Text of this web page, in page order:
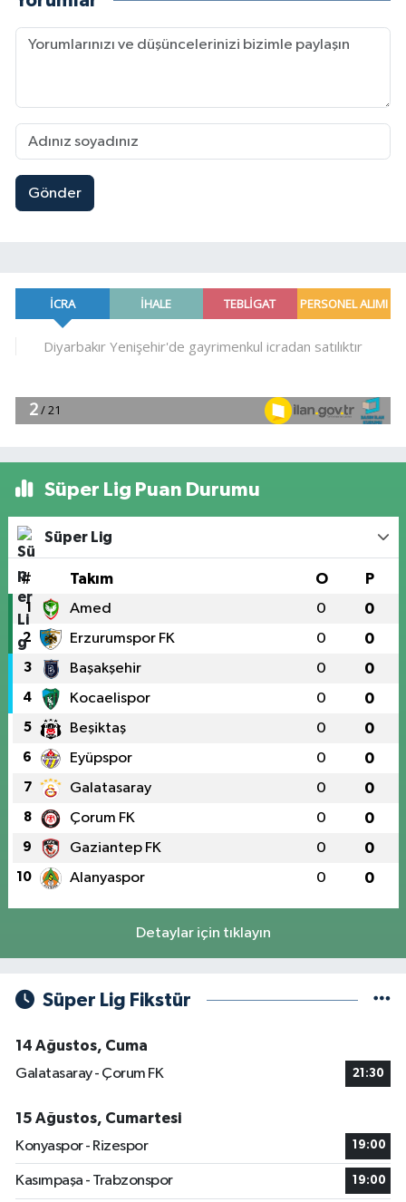
Gönder
Süper Lig Puan Durumu
Süper Lig
# Takım O P
1 Amed 0 0
2 Erzurumspor FK 0 0
3 Başakşehir 0 0
4 Kocaelispor 0 0
5 Beşiktaş 0 0
6 Eyüpspor 0 0
7 Galatasaray 0 0
8 Çorum FK 0 0
9 Gaziantep FK 0 0
10 Alanyaspor 0 0
Detaylar için tıklayın
Süper Lig Fikstür
14 Ağustos, Cuma
Galatasaray - Çorum FK
21:30
15 Ağustos, Cumartesi
Konyaspor - Rizespor
19:00
Kasımpaşa - Trabzonspor 19:00